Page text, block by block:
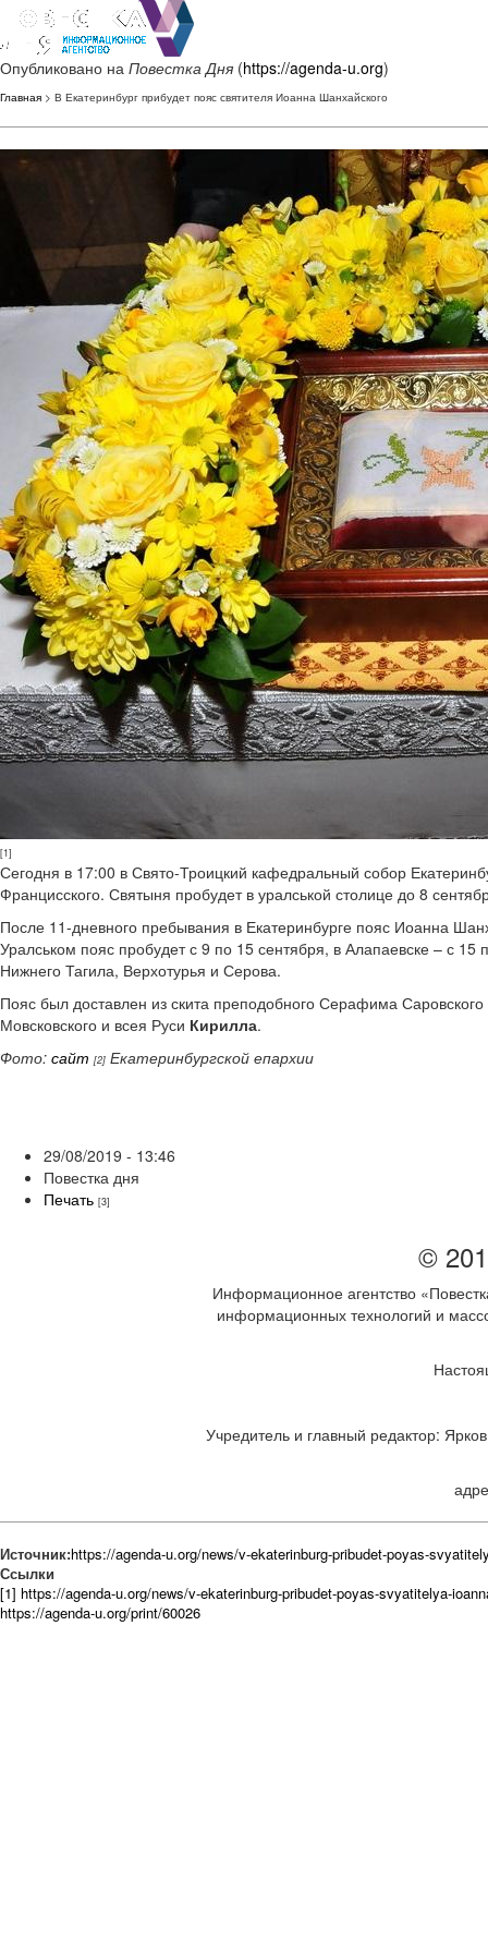
Опубликовано на Повестка Дня (https://agenda-u.org)
Главная > В Екатеринбург прибудет пояс святителя Иоанна Шанхайского
[1]
Сегодня в 17:00 в Свято-Троицкий кафедральный собор
Францисского. Святыня пробудет в уралськой столице до 8
После 11-дневного пребывания в Екатеринбурге пояс Иоанна
Уралськом пояс пробудет с 9 по 15 сентября, в Алапаевске – с
Нижнего Тагила, Верхотурья и Серова.
Пояс был доставлен из скита преподобного Серафима
Мовсковского и всея Руси Кирилла.
Фото: сайт [2] Екатеринбургской епархии
29/08/2019 - 13:46
Повестка дня
Печать [3]
©
Информационное агентство
информационных технологий и
Учредитель и главный редактор:
Источник:https://agenda-u.org/news/v-ekaterinburg-pribudet-poyas-
Ссылки
[1] https://agenda-u.org/news/v-ekaterinburg-pribudet-poyas-svyatitelya-
https://agenda-u.org/print/60026